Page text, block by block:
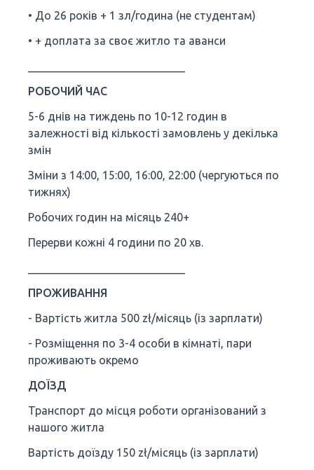
• До 26 років + 1 зл/година (не студентам)
• + доплата за своє житло та аванси
РОБОЧИЙ ЧАС
5-6 днів на тиждень по 10-12 годин в
залежності від кількості замовлень у декілька
змін
Зміни з 14:00, 15:00, 16:00, 22:00 (чергуються по
тижнях)
Робочих годин на місяць 240+
Перерви кожні 4 години по 20 хв.
ПРОЖИВАННЯ
- Вартість житла 500 zł/місяць (із зарплати)
- Розміщення по 3-4 особи в кімнаті, пари
проживають окремо
ДОЇЗД
Транспорт до місця роботи організований з
нашого житла
Вартість доїзду 150 zł/місяць (із зарплати)